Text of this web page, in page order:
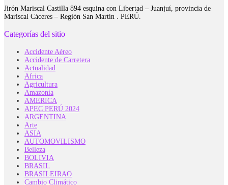
Jirón Mariscal Castilla 894 esquina con Libertad – Juanjuí, provincia de
Mariscal Cáceres – Región San Martín . PERÚ.
Categorías del sitio
Accidente Aéreo
Accidente de Carretera
Actualidad
Africa
Agricultura
Amazonía
AMERICA
APEC PERÚ 2024
ARGENTINA
Arte
ASIA
AUTOMOVILISMO
Belleza
BOLIVIA
BRASIL
BRASILEIRAO
Cambio Climático